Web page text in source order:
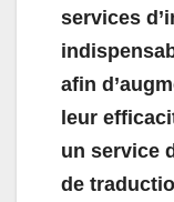
services
afin
leur
un service
de